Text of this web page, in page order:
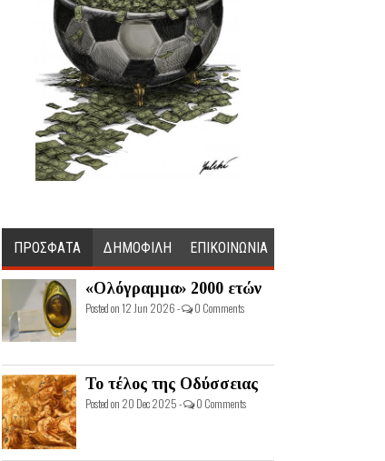
ΠΡΟΣΦΑΤΑ ΔΗΜΟΦΙΛΗ ΕΠΙΚΟΙΝΩΝΙΑ
«Ολόγραμμα» 2000 ετών
Posted on 12 Jun 2026 - 0 Comments
Το τέλος της Οδύσσειας
Posted on 20 Dec 2025 - 0 Comments